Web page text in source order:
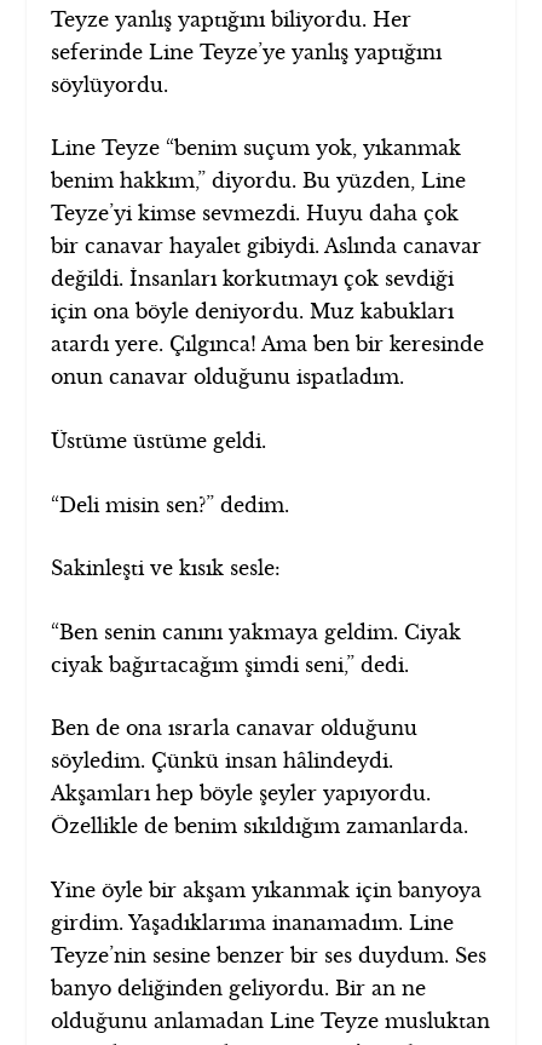
Teyze yanlış yaptığını biliyordu. Her
seferinde Line Teyze’ye yanlış yaptığını
söylüyordu.
Line Teyze “benim suçum yok, yıkanmak
benim hakkım,” diyordu. Bu yüzden, Line
Teyze’yi kimse sevmezdi. Huyu daha çok
bir canavar hayalet gibiydi. Aslında canavar
değildi. İnsanları korkutmayı çok sevdiği
için ona böyle deniyordu. Muz kabukları
atardı yere. Çılgınca! Ama ben bir keresinde
onun canavar olduğunu ispatladım.
Üstüme üstüme geldi.
“Deli misin sen?” dedim.
Sakinleşti ve kısık sesle:
“Ben senin canını yakmaya geldim. Ciyak
ciyak bağırtacağım şimdi seni,” dedi.
Ben de ona ısrarla canavar olduğunu
söyledim. Çünkü insan hâlindeydi.
Akşamları hep böyle şeyler yapıyordu.
Özellikle de benim sıkıldığım zamanlarda.
Yine öyle bir akşam yıkanmak için banyoya
girdim. Yaşadıklarıma inanamadım. Line
Teyze’nin sesine benzer bir ses duydum. Ses
banyo deliğinden geliyordu. Bir an ne
olduğunu anlamadan Line Teyze musluktan